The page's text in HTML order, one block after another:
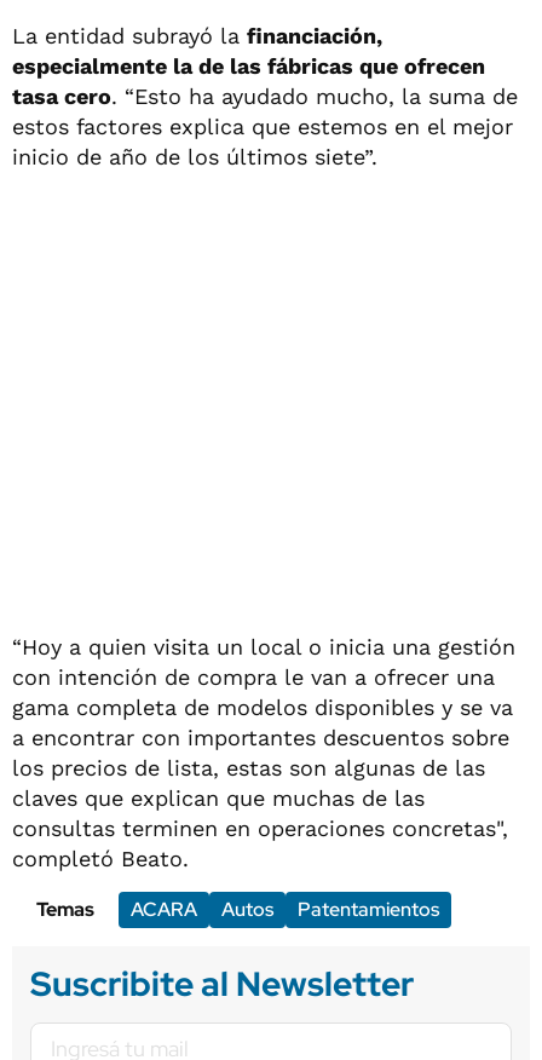
La entidad subrayó la financiación,
especialmente la de las fábricas que ofrecen
tasa cero. “Esto ha ayudado mucho, la suma de
estos factores explica que estemos en el mejor
inicio de año de los últimos siete”.
“Hoy a quien visita un local o inicia una gestión
con intención de compra le van a ofrecer una
gama completa de modelos disponibles y se va
a encontrar con importantes descuentos sobre
los precios de lista, estas son algunas de las
claves que explican que muchas de las
consultas terminen en operaciones concretas",
completó Beato.
Temas
ACARA Autos Patentamientos
Suscribite al Newsletter